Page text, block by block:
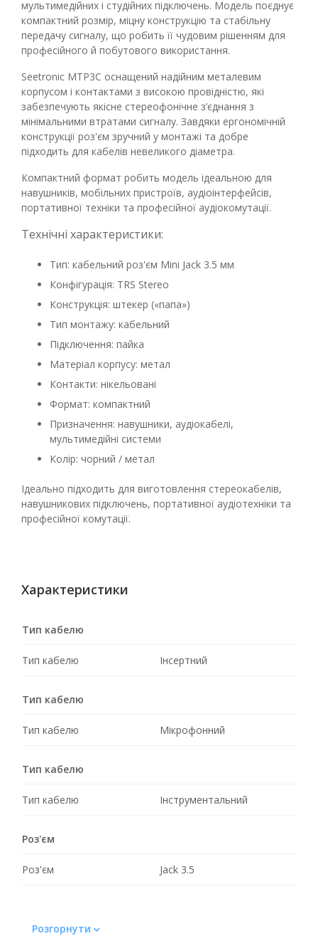
мультимедійних і студійних підключень. Модель поєднує
компактний розмір, міцну конструкцію та стабільну
передачу сигналу, що робить її чудовим рішенням для
професійного й побутового використання.
Seetronic MTP3C оснащений надійним металевим
корпусом і контактами з високою провідністю, які
забезпечують якісне стереофонічне з’єднання з
мінімальними втратами сигналу. Завдяки ергономічній
конструкції роз'єм зручний у монтажі та добре
підходить для кабелів невеликого діаметра.
Компактний формат робить модель ідеальною для
навушників, мобільних пристроїв, аудіоінтерфейсів,
портативної техніки та професійної аудіокомутації.
Технічні характеристики:
Тип: кабельний роз'єм Mini Jack 3.5 мм
Конфігурація: TRS Stereo
Конструкція: штекер («папа»)
Тип монтажу: кабельний
Підключення: пайка
Матеріал корпусу: метал
Контакти: нікельовані
Формат: компактний
Призначення: навушники, аудіокабелі,
мультимедійні системи
Колір: чорний / метал
Ідеально підходить для виготовлення стереокабелів,
навушникових підключень, портативної аудіотехніки та
професійної комутації.
Характеристики
Тип кабелю
Тип кабелю Інсертний
Тип кабелю
Тип кабелю Мікрофонний
Тип кабелю
Тип кабелю Інструментальний
Роз'єм
Роз'єм Jack 3.5
Розгорнути